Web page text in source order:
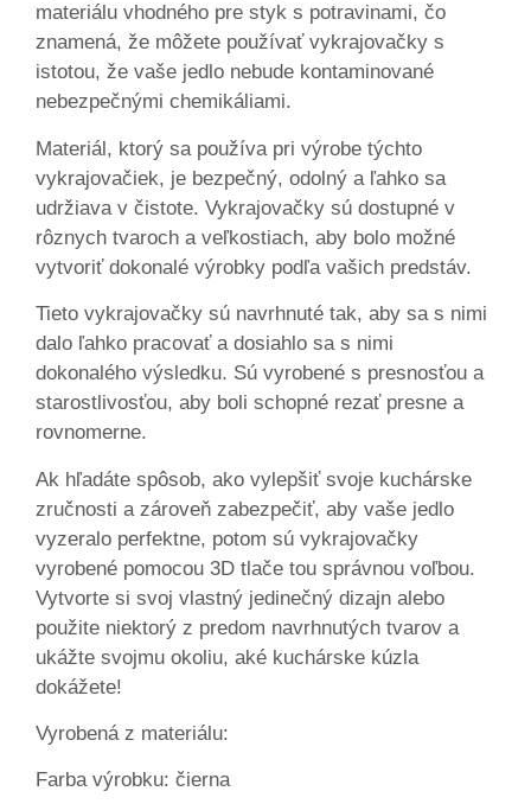
materiálu vhodného pre styk s potravinami, čo
znamená, že môžete používať vykrajovačky s
istotou, že vaše jedlo nebude kontaminované
nebezpečnými chemikáliami.
Materiál, ktorý sa používa pri výrobe týchto
vykrajovačiek, je bezpečný, odolný a ľahko sa
udržiava v čistote. Vykrajovačky sú dostupné v
rôznych tvaroch a veľkostiach, aby bolo možné
vytvoriť dokonalé výrobky podľa vašich predstáv.
Tieto vykrajovačky sú navrhnuté tak, aby sa s nimi
dalo ľahko pracovať a dosiahlo sa s nimi
dokonalého výsledku. Sú vyrobené s presnosťou a
starostlivosťou, aby boli schopné rezať presne a
rovnomerne.
Ak hľadáte spôsob, ako vylepšiť svoje kuchárske
zručnosti a zároveň zabezpečiť, aby vaše jedlo
vyzeralo perfektne, potom sú vykrajovačky
vyrobené pomocou 3D tlače tou správnou voľbou.
Vytvorte si svoj vlastný jedinečný dizajn alebo
použite niektorý z predom navrhnutých tvarov a
ukážte svojmu okoliu, aké kuchárske kúzla
dokážete!
Vyrobená z materiálu:
Farba výrobku: čierna